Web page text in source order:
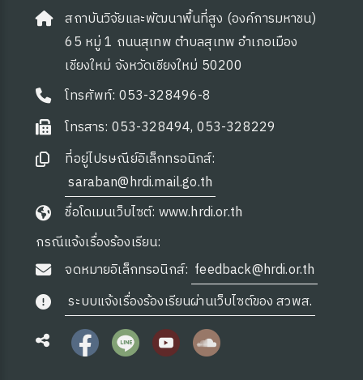
สถาบันวิจัยและพัฒนาพื้นที่สูง (องค์การมหาชน)
65 หมู่ 1 ถนนสุเทพ ตำบลสุเทพ อำเภอเมือง
เชียงใหม่ จังหวัดเชียงใหม่ 50200
โทรศัพท์: 053-328496-8
โทรสาร: 053-328494, 053-328229
ที่อยู่ไปรษณีย์อิเล็กทรอนิกส์:
saraban@hrdi.mail.go.th
ชื่อโดเมนเว็บไซต์: www.hrdi.or.th
กรณีแจ้งเรื่องร้องเรียน:
จดหมายอิเล็กทรอนิกส์: feedback@hrdi.or.th
ระบบแจ้งเรื่องร้องเรียนผ่านเว็บไซต์ของ สวพส.
HKM
ความรู้